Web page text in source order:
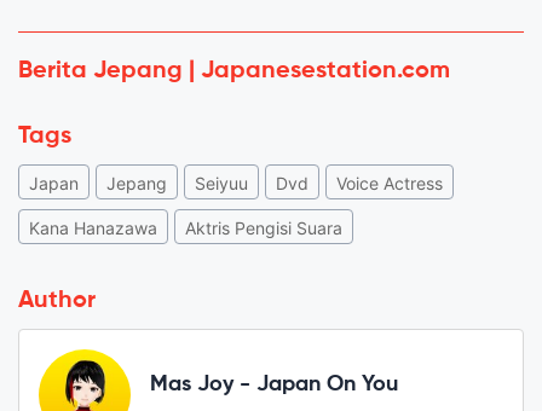
Berita Jepang | Japanesestation.com
Tags
Japan Jepang Seiyuu Dvd Voice Actress
Kana Hanazawa Aktris Pengisi Suara
Author
Mas Joy - Japan On You